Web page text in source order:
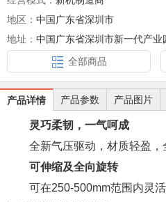
地区： 中国广东省深圳市
地址： 中国广东省深圳市新一代产业
全部商品
产品详情 产品参数 产品图片
灵巧柔韧，一气呵成
全新气压驱动，材质轻盈，
可伸缩及全向旋转
可在250-500mm范围内灵